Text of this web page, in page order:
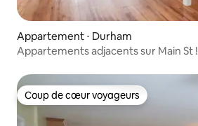
Appartement ⋅ Durham
Appartements adjacents sur Main St !
Coup de cœur voyageurs
Coup de cœur voyageurs